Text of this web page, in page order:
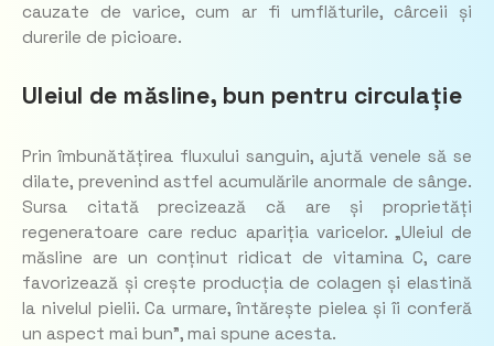
cauzate de varice, cum ar fi umflăturile, cârceii și
durerile de picioare.
Uleiul de măsline, bun pentru circulație
Prin îmbunătățirea fluxului sanguin, ajută venele să se
dilate, prevenind astfel acumulările anormale de sânge.
Sursa citată precizează că are și proprietăți
regeneratoare care reduc apariția varicelor. „Uleiul de
măsline are un conținut ridicat de vitamina C, care
favorizează și crește producția de colagen și elastină
la nivelul pielii. Ca urmare, întărește pielea și îi conferă
un aspect mai bun”, mai spune acesta.